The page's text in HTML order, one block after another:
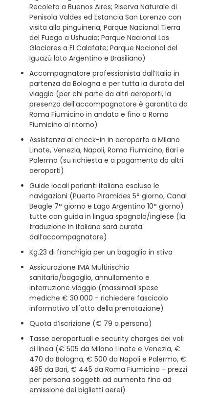
Recoleta a Buenos Aires; Riserva Naturale di
Penisola Valdes ed Estancia San Lorenzo con
visita alla pinguineria; Parque Nacional Tierra
del Fuego a Ushuaia; Parque Nacional Los
Glaciares a El Calafate; Parque Nacional del
Iguazù lato Argentino e Brasiliano)
Accompagnatore professionista dall’Italia in
partenza da Bologna e per tutta la durata del
viaggio (per chi parte da altri aeroporti, la
presenza dell’accompagnatore è garantita da
Roma Fiumicino in andata e fino a Roma
Fiumicino al ritorno)
Assistenza al check-in in aeroporto a Milano
Linate, Venezia, Napoli, Roma Fiumicino, Bari e
Palermo (su richiesta e a pagamento da altri
aeroporti)
Guide locali parlanti italiano escluso le
navigazioni (Puerto Piramides 5° giorno, Canal
Beagle 7° giorno e Lago Argentino 10° giorno)
tutte con guida in lingua spagnolo/inglese (la
traduzione in italiano sarà curata
dall’accompagnatore)
Kg.23 di franchigia per un bagaglio in stiva
Assicurazione IMA Multirischio
sanitaria/bagaglio, annullamento e
interruzione viaggio (massimali spese
mediche € 30.000 - richiedere fascicolo
informativo all'atto della prenotazione)
Quota d’iscrizione (€ 79 a persona)
Tasse aeroportuali e security charges dei voli
di linea (€ 505 da Milano Linate e Venezia, €
470 da Bologna, € 500 da Napoli e Palermo, €
495 da Bari, € 445 da Roma Fiumicino - prezzi
per persona soggetti ad aumento fino ad
emissione dei biglietti aerei)